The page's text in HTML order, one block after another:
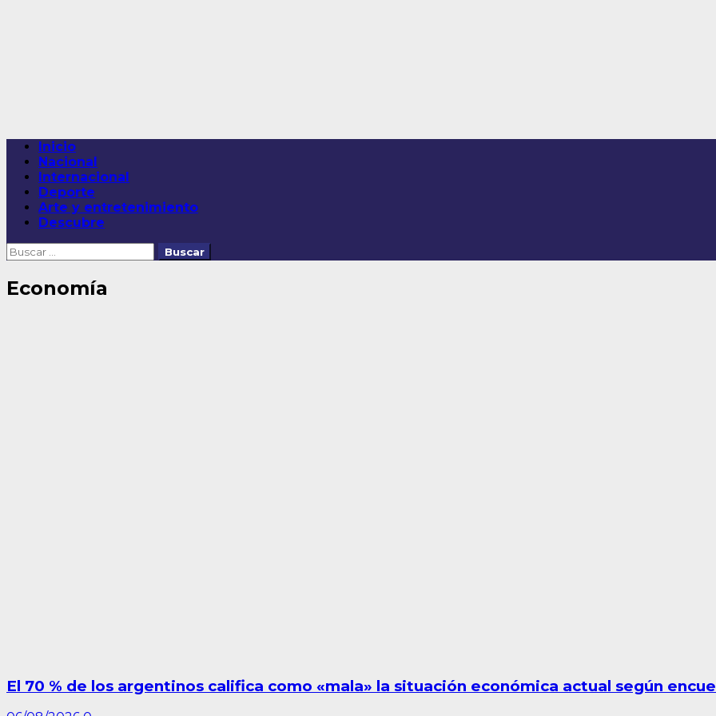
Menú
principal
Inicio
Nacional
Internacional
Deporte
Arte y entretenimiento
Descubre
Buscar:
Economía
El 70 % de los argentinos califica como «mala» la situación económica actual según